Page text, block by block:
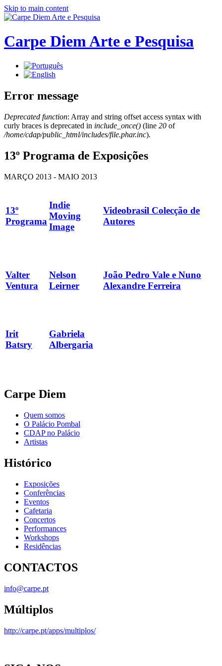
Skip to main content
Carpe Diem Arte e Pesquisa
Error message
Deprecated function: Array and string offset access syntax with
curly braces is deprecated in include_once() (line 20 of
/home/cdap/public_html/includes/file.phar.inc).
13º Programa de Exposições
MARÇO 2013 - MAIO 2013
13º
Programa
Indie
Moving
Image
Videobrasil Colecção de
Autores
Valter
Ventura
Nelson
Leirner
João Pedro Vale e Nuno
Alexandre Ferreira
Irit
Batsry
Gabriela
Albergaria
Carpe Diem
Quem somos
O Palácio Pombal
CDAP no Palácio
Artistas
Histórico
Exposições
Conferências
Eventos
Cafetaria
Concertos
Performances
Workshops
Residências
CONTACTOS
info@carpe.pt
Múltiplos
http://carpe.pt/apps/multiplos/